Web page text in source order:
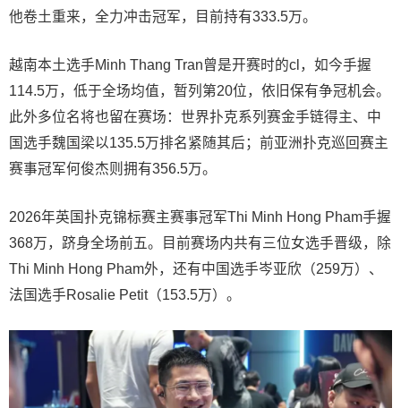
他卷土重来，全力冲击冠军，目前持有333.5万。
越南本土选手Minh Thang Tran曾是开赛时的cl，如今手握
114.5万，低于全场均值，暂列第20位，依旧保有争冠机会。
此外多位名将也留在赛场：世界扑克系列赛金手链得主、中
国选手魏国 梁以135.5万排名紧随其后；前亚洲扑克巡回赛主
赛事冠军何俊杰则拥有356.5万。
2026年英国扑克锦标赛主赛事冠军Thi Minh Hong Pham手握
368万，跻身全场前五。目前赛场内共有三位女选手晋级，除
Thi Minh Hong Pham外，还有中国选手岑亚欣（259万）、
法国选手Rosalie Petit（153.5万）。